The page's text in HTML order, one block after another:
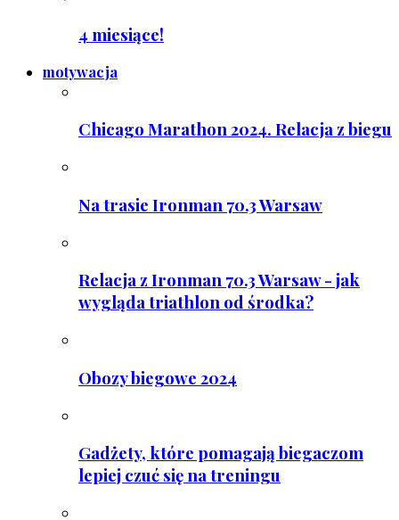
4 miesiące!
motywacja
Chicago Marathon 2024. Relacja z biegu
Na trasie Ironman 70.3 Warsaw
Relacja z Ironman 70.3 Warsaw - jak
wygląda triathlon od środka?
Obozy biegowe 2024
Gadżety, które pomagają biegaczom
lepiej czuć się na treningu